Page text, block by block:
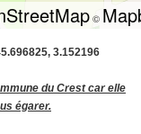
©
3.152196
du Crest car elle
égarer.